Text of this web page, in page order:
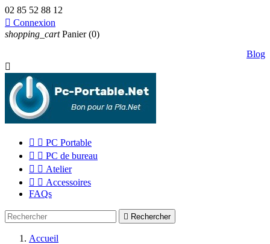
02 85 52 88 12
 Connexion
shopping_cart Panier (0)
Blog

  PC Portable
  PC de bureau
  Atelier
  Accessoires
FAQs
 Rechercher
Accueil